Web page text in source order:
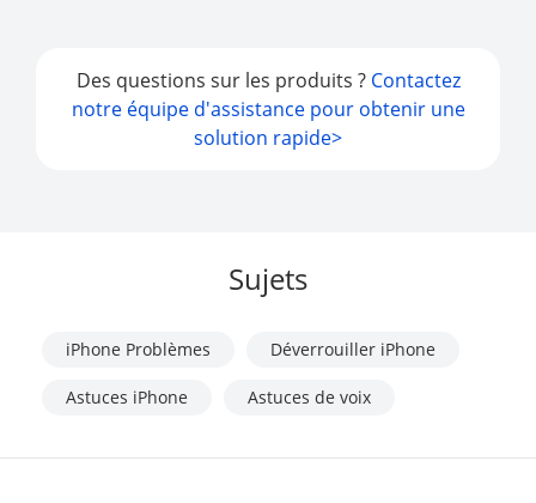
Des questions sur les produits ? Contactez
notre équipe d'assistance pour obtenir une
solution rapide>
Sujets
iPhone Problèmes Déverrouiller iPhone
Astuces iPhone Astuces de voix